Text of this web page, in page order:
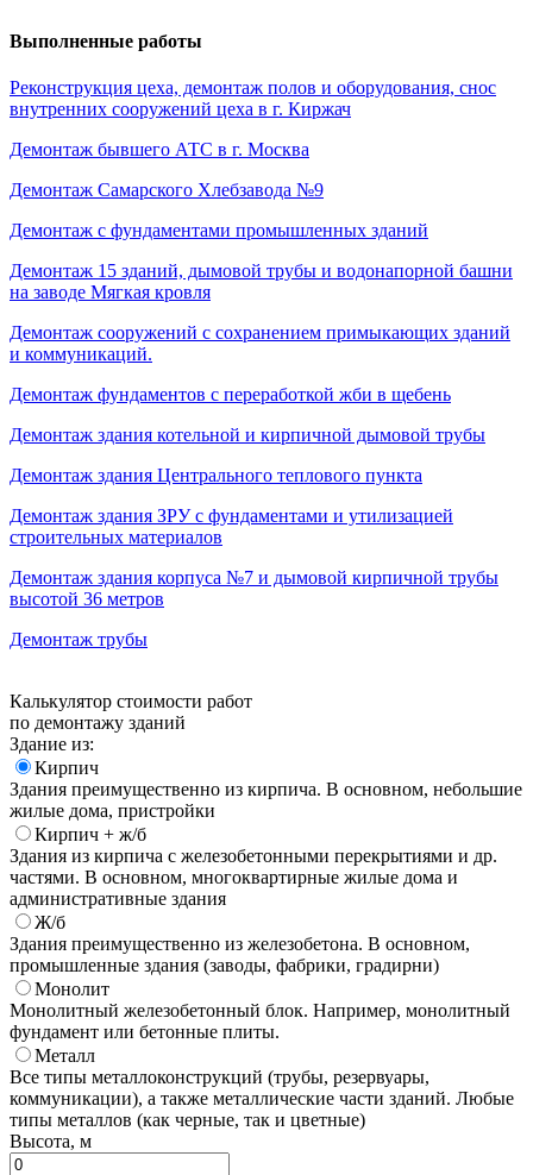
Выполненные работы
Реконструкция цеха, демонтаж полов и оборудования, снос
внутренних сооружений цеха в г. Киржач
Демонтаж бывшего АТС в г. Москва
Демонтаж Самарского Хлебзавода №9
Демонтаж с фундаментами промышленных зданий
Демонтаж 15 зданий, дымовой трубы и водонапорной башни
на заводе Мягкая кровля
Демонтаж сооружений с сохранением примыкающих зданий
и коммуникаций.
Демонтаж фундаментов с переработкой жби в щебень
Демонтаж здания котельной и кирпичной дымовой трубы
Демонтаж здания Центрального теплового пункта
Демонтаж здания ЗРУ с фундаментами и утилизацией
строительных материалов
Демонтаж здания корпуса №7 и дымовой кирпичной трубы
высотой 36 метров
Демонтаж трубы
Калькулятор стоимости работ
по демонтажу зданий
Здание из:
Кирпич
Здания преимущественно из кирпича. В основном, небольшие
жилые дома, пристройки
Кирпич + ж/б
Здания из кирпича с железобетонными перекрытиями и др.
частями. В основном, многоквартирные жилые дома и
административные здания
Ж/б
Здания преимущественно из железобетона. В основном,
промышленные здания (заводы, фабрики, градирни)
Монолит
Монолитный железобетонный блок. Например, монолитный
фундамент или бетонные плиты.
Металл
Все типы металлоконструкций (трубы, резервуары,
коммуникации), а также металлические части зданий. Любые
типы металлов (как черные, так и цветные)
Высота, м